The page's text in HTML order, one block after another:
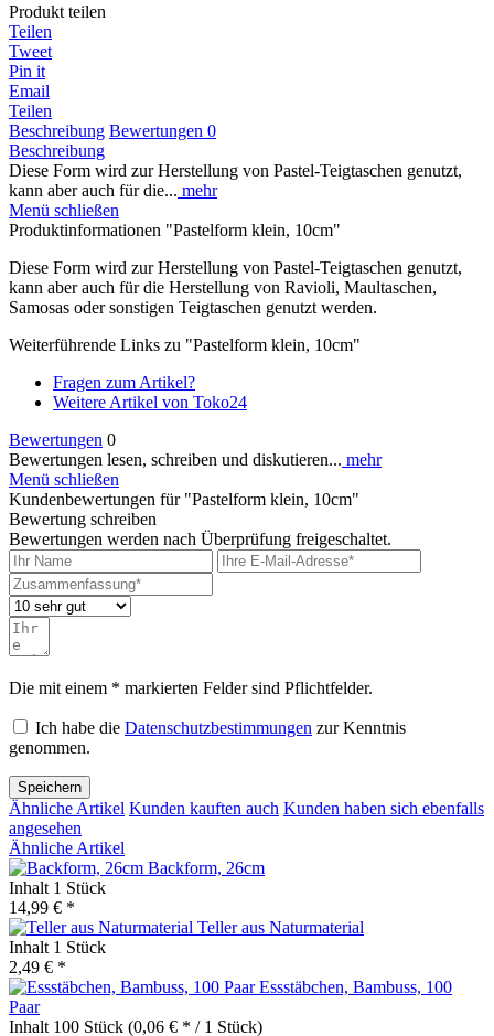
Produkt teilen
Teilen
Tweet
Pin it
Email
Teilen
Beschreibung Bewertungen 0
Beschreibung
Diese Form wird zur Herstellung von Pastel-Teigtaschen genutzt,
kann aber auch für die... mehr
Menü schließen
Produktinformationen "Pastelform klein, 10cm"
Diese Form wird zur Herstellung von Pastel-Teigtaschen genutzt,
kann aber auch für die Herstellung von Ravioli, Maultaschen,
Samosas oder sonstigen Teigtaschen genutzt werden.
Weiterführende Links zu "Pastelform klein, 10cm"
Fragen zum Artikel?
Weitere Artikel von Toko24
Bewertungen 0
Bewertungen lesen, schreiben und diskutieren... mehr
Menü schließen
Kundenbewertungen für "Pastelform klein, 10cm"
Bewertung schreiben
Bewertungen werden nach Überprüfung freigeschaltet.
Die mit einem * markierten Felder sind Pflichtfelder.
Ich habe die Datenschutzbestimmungen zur Kenntnis
genommen.
Speichern
Ähnliche Artikel Kunden kauften auch Kunden haben sich ebenfalls
angesehen
Ähnliche Artikel
Backform, 26cm
Inhalt 1 Stück
14,99 € *
Teller aus Naturmaterial
Inhalt 1 Stück
2,49 € *
Essstäbchen, Bambuss, 100
Paar
Inhalt 100 Stück (0,06 € * / 1 Stück)